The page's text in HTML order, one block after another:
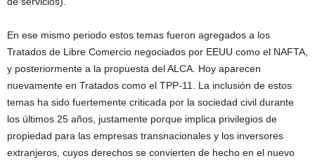
En ese mismo periodo estos temas fueron agregados a los
Tratados de Libre Comercio negociados por EEUU como el NAFTA,
y posteriormente a la propuesta del ALCA. Hoy aparecen
nuevamente en Tratados como el TPP-11. La inclusión de estos
temas ha sido fuertemente criticada por la sociedad civil durante
los últimos 25 años, justamente porque implica privilegios de
propiedad para las empresas transnacionales y los inversores
extranjeros, cuyos derechos se convierten de hecho en el nuevo